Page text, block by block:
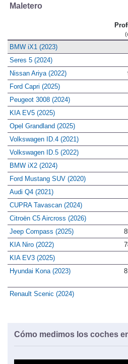
Maletero
BMW iX1 (2023)
Seres 5 (2024)
Nissan Ariya (2022)
Ford Capri (2025)
Peugeot 3008 (2024)
KIA EV5 (2025)
Opel Grandland (2025)
Volkswagen ID.4 (2021)
Volkswagen ID.5 (2022)
BMW iX2 (2024)
Ford Mustang SUV (2020)
Audi Q4 (2021)
CUPRA Tavascan (2024)
Citroën C5 Aircross (2026)
Jeep Compass (2025)
KIA Niro (2022)
KIA EV3 (2025)
Hyundai Kona (2023)
Renault Scenic (2024)
Cómo medimos los coches